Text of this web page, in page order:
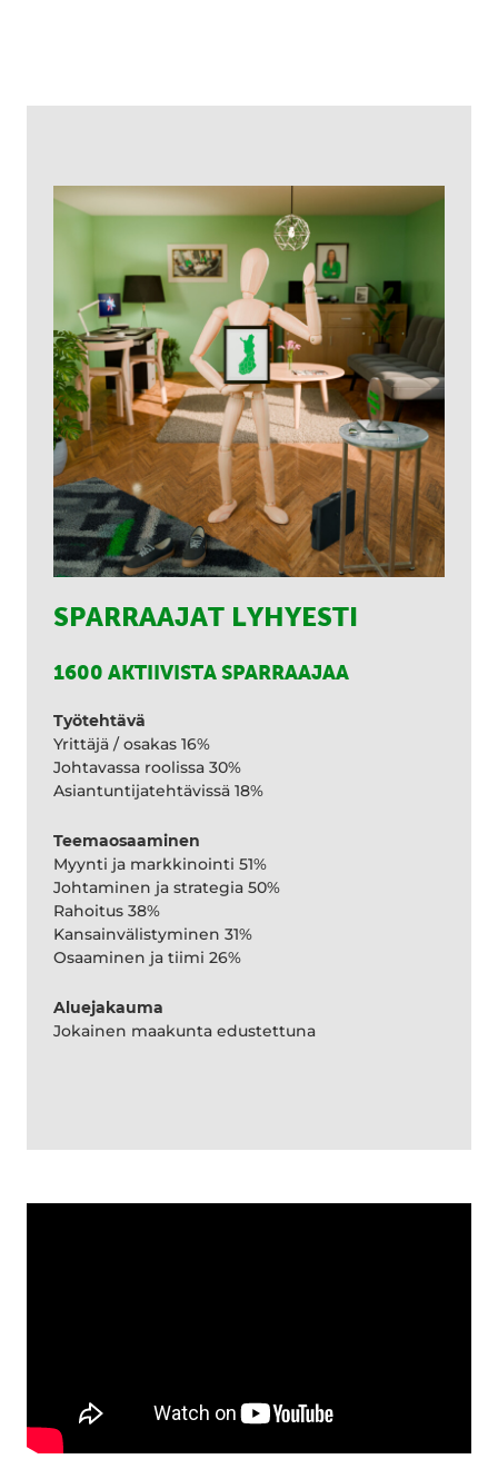
SPARRAAJAT LYHYESTI
1600 AKTIIVISTA SPARRAAJAA
Työtehtävä
Yrittäjä / osakas 16%
Johtavassa roolissa 30%
Asiantuntijatehtävissä 18%
Teemaosaaminen
Myynti ja markkinointi 51%
Johtaminen ja strategia 50%
Rahoitus 38%
Kansainvälistyminen 31%
Osaaminen ja tiimi 26%
Aluejakauma
Jokainen maakunta edustettuna